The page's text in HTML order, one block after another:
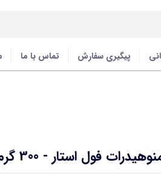
پیگیری سفارش تماس با ما
فول استار - 300 گرم